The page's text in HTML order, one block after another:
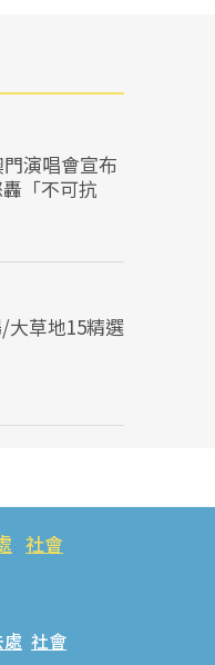
門演唱會宣布
「不可抗
大草地15精選
社會
社會